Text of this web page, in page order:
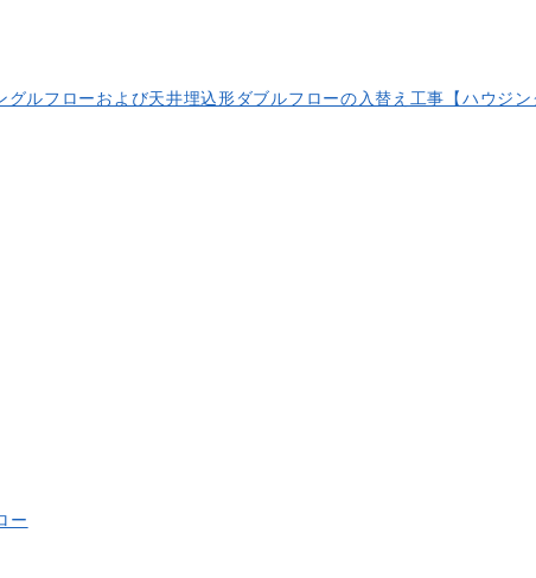
ルフローおよび天井埋込形ダブルフローの入替え工事【ハウジン
ー